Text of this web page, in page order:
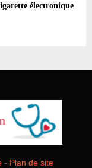
électronique
- Plan de site